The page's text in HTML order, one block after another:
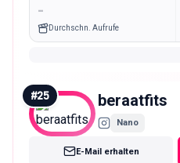
-
Durchschn. Aufrufe
#25 beraatfits
Nano
E-Mail erhalten